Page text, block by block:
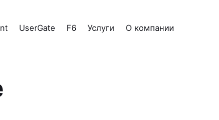
UserGate F6 Услуги О компании